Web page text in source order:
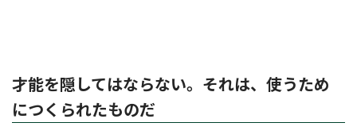
才能を隠してはならない。それは、使うため
につくられたものだ